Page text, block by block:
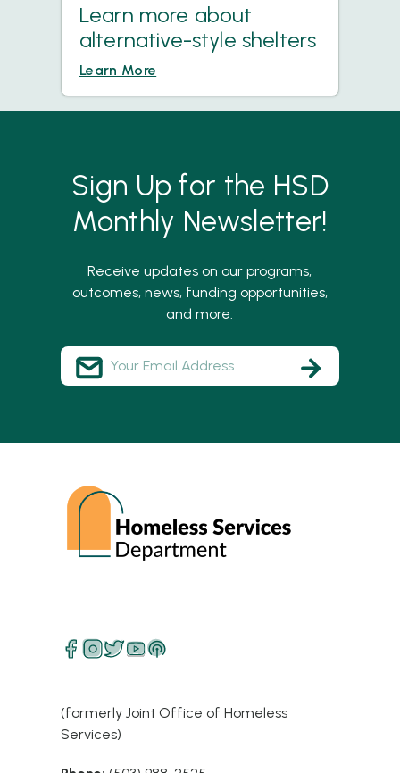
Learn more about
alternative-style shelters
Learn More
Sign Up for the HSD
Monthly Newsletter!
Receive updates on our programs,
outcomes, news, funding opportunities,
and more.
(formerly Joint Office of Homeless
Services)